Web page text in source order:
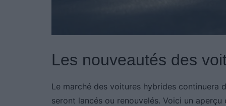
Les nouveautés des
Le marché des voitures hybrides continuera
seront lancés ou renouvelés. Voici un